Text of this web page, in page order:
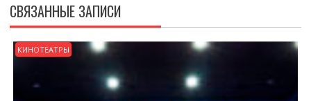
СВЯЗАННЫЕ ЗАПИСИ
КИНОТЕАТРЫ